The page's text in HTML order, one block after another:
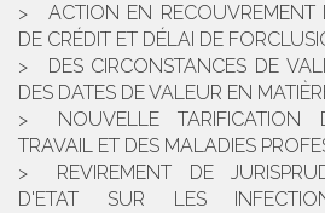
ACTION EN RECOUVREMENT
DE CRÉDIT ET DÉLAI DE
DES CIRCONSTANCES DE
DES DATES DE VALEUR EN
NOUVELLE TARIFICATION
TRAVAIL ET DES MALADIES
REVIREMENT DE
D'ETAT SUR LES